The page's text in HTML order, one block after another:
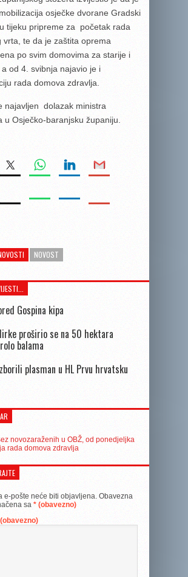
osječke dvorane Gradski
tijeku pripreme za početak rada
vrta, te da je zaštita oprema
po svim domovima za starije i
od 4. svibnja najavio je i
rada domova zdravlja.
najavljen dolazak ministra
u Osječko-baranjsku županiju.
NOVOST
Gospina kipa
proširio se na 50 hektara
balama
plasman u HL Prvu hrvatsku
novozaraženih u OBŽ, od ponedjeljka
rada domova zdravlja
e-pošte neće biti objavljena. Obavezna
sa * (obavezno)